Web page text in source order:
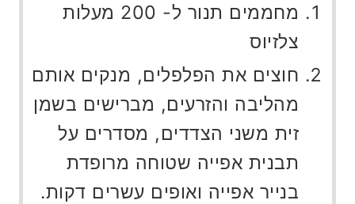
מחממים תנור ל- 200 מעלות
צלזיוס
חוצים את הפלפלים, מנקים אותם
מהליבה והזרעים, מברישים בשמן
זית משני הצדדים, מסדרים על
תבנית אפייה שטוחה מרופדת
בנייר אפייה ואופים עשרים דקות.